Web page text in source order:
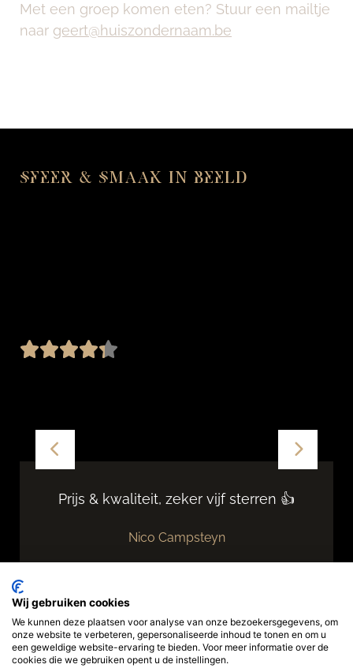
Met een groep komen eten? Stuur een mailtje
naar geert@huiszondernaam.be
SFEER & SMAAK IN BEELD
Nico Campsteyn
Prijs & kwaliteit, zeker vijf sterren 👍
Wij gebruiken cookies
We kunnen deze plaatsen voor analyse van onze bezoekersgegevens, om
onze website te verbeteren, gepersonaliseerde inhoud te tonen en om u
een geweldige website-ervaring te bieden. Voor meer informatie over de
cookies die we gebruiken opent u de instellingen.